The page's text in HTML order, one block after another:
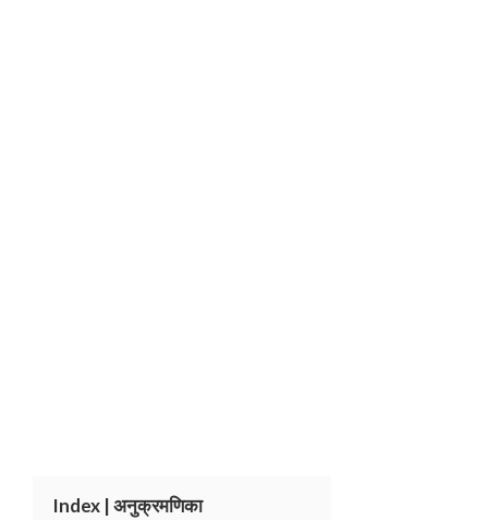
Index | अनुक्रमणिका